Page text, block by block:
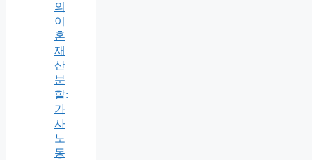
의
이
혼
재
산
분
할:
가
사
노
동